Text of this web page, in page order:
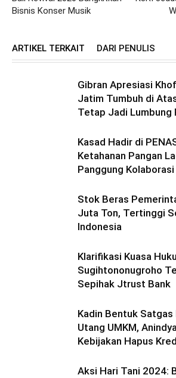
Bisnis Konser Musik
ARTIKEL TERKAIT DARI PENULIS
Gibran Apresiasi
Jatim Tumbuh di
Tetap Jadi Lumbung
Kasad Hadir di
Ketahanan Pangan
Panggung Kolaborasi
Stok Beras
Juta Ton, Tertinggi
Indonesia
Klarifikasi Kuasa
Sugihtononugroho
Sepihak Jtrust Bank
Kadin Bentuk Satgas
Utang UMKM,
Kebijakan Hapus
Aksi Hari Tani 2024: